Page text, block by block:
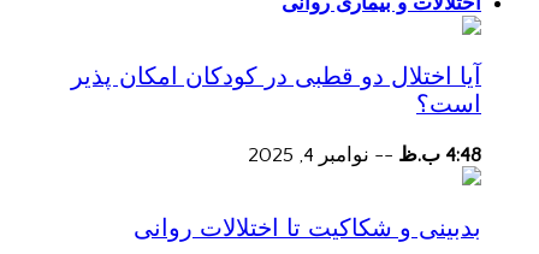
آیا اختلال دو قطبی در کودکان امکان پذیر
است؟
4:48 ب.ظ -- نوامبر 4, 2025
بدبینی و شکاکیت تا اختلالات روانی